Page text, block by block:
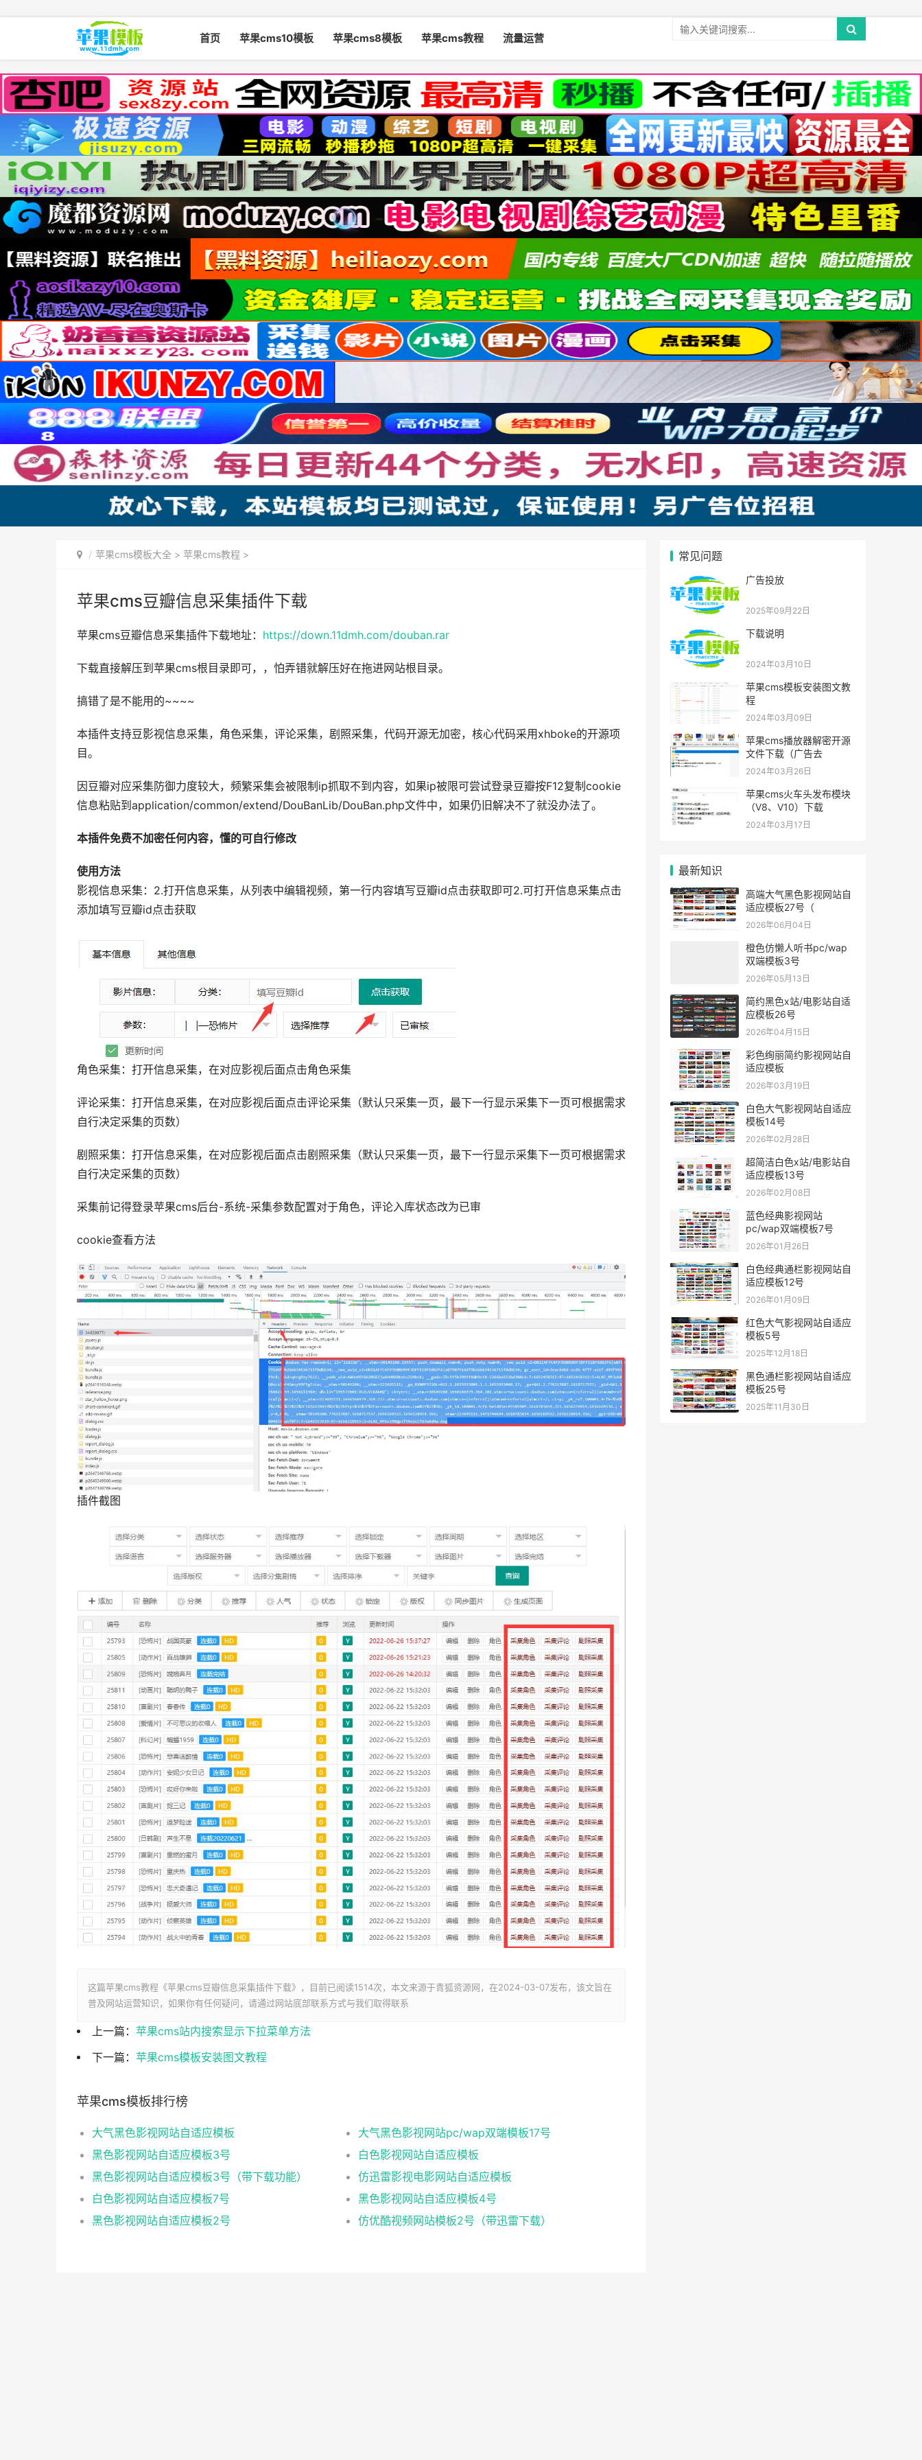
首页 苹果cms10模板 苹果cms8模板 苹果cms教程 流量运营
苹果cms模板大全 > 苹果cms教程 >
苹果cms豆瓣信息采集插件下载
苹果cms豆瓣信息采集插件下载地址： https://down.11dmh.com/douban.rar
下载直接解压到苹果cms根目录即可，，怕弄错就解压好在拖进网站根目录。
搞错了是不能用的~~~~
本插件支持豆影视信息采集，角色采集，评论采集，剧照采集，代码开源无加密，核心代码采用xhboke的开源项
目。
因豆瓣对应采集防御力度较大，频繁采集会被限制ip抓取不到内容，如果ip被限可尝试登录豆瓣按F12复制cookie
信息粘贴到application/common/extend/DouBanLib/DouBan.php文件中，如果仍旧解决不了就没办法了。
本插件免费不加密任何内容，懂的可自行修改
使用方法
影视信息采集：2.打开信息采集，从列表中编辑视频，第一行内容填写豆瓣id点击获取即可2.可打开信息采集点击
添加填写豆瓣id点击获取
角色采集：打开信息采集，在对应影视后面点击角色采集
评论采集：打开信息采集，在对应影视后面点击评论采集（默认只采集一页，最下一行显示采集下一页可根据需求
自行决定采集的页数）
剧照采集：打开信息采集，在对应影视后面点击剧照采集（默认只采集一页，最下一行显示采集下一页可根据需求
自行决定采集的页数）
采集前记得登录苹果cms后台-系统-采集参数配置对于角色，评论入库状态改为已审
cookie查看方法
插件截图
这篇苹果cms教程《苹果cms豆瓣信息采集插件下载》，目前已阅读1514次，本文来源于青狐资源网，在2024-03-07发布，该文旨在
普及网站运营知识，如果你有任何疑问，请通过网站底部联系方式与我们取得联系
上一篇： 苹果cms站内搜索显示下拉菜单方法
下一篇： 苹果cms模板安装图文教程
苹果cms模板排行榜
大气黑色影视网站自适应模板
大气黑色影视网站pc/wap双端模板17号
黑色影视网站自适应模板3号
白色影视网站自适应模板
黑色影视网站自适应模板3号（带下载功能）
仿迅雷影视电影网站自适应模板
白色影视网站自适应模板7号
黑色影视网站自适应模板4号
黑色影视网站自适应模板2号
仿优酷视频网站模板2号（带迅雷下载）
常见问题
广告投放
2025年09月22日
下载说明
2024年03月10日
苹果cms模板安装图文教
程
2024年03月09日
苹果cms播放器解密开源
文件下载（广告去
2024年03月26日
苹果cms火车头发布模块
（V8、V10）下载
2024年03月17日
最新知识
高端大气黑色影视网站自
适应模板27号（
2026年06月04日
橙色仿懒人听书pc/wap
双端模板3号
2026年05月13日
简约黑色x站/电影站自适
应模板26号
2026年04月15日
彩色绚丽简约影视网站自
适应模板
2026年03月19日
白色大气影视网站自适应
模板14号
2026年02月28日
超简洁白色x站/电影站自
适应模板13号
2026年02月08日
蓝色经典影视网站
pc/wap双端模板7号
2026年01月26日
白色经典通栏影视网站自
适应模板12号
2026年01月09日
红色大气影视网站自适应
模板5号
2025年12月18日
黑色通栏影视网站自适应
模板25号
2025年11月30日